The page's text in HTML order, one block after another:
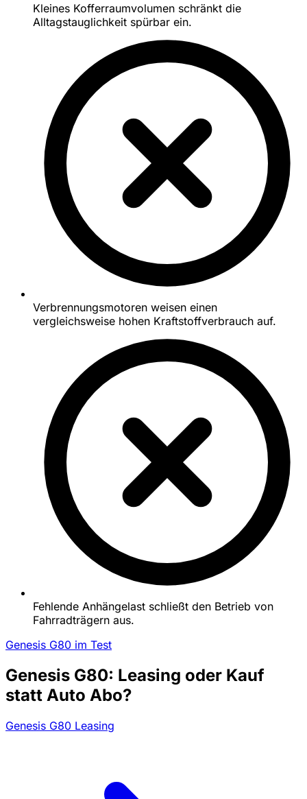
Kleines Kofferraumvolumen schränkt die
Alltagstauglichkeit spürbar ein.
Verbrennungsmotoren weisen einen
vergleichsweise hohen Kraftstoffverbrauch auf.
Fehlende Anhängelast schließt den Betrieb von
Fahrradträgern aus.
Genesis G80 im Test
Genesis G80: Leasing oder Kauf
statt Auto Abo?
Genesis G80 Leasing